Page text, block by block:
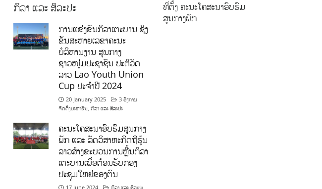
ກິລາ ແລະ ສິລະປະ
ການແຂ່ງຂັນກິລາເຕະບານ ຊິງ
ຂັນສະຫາຍເລຂາຄະນະ
ບໍລິຫານງານ ສູນກາງ
ຊາວໜຸ່ມປະຊາຊົນ ປະຕິວັດ
ລາວ Lao Youth Union
Cup ປະຈຳປີ 2024
20 January 2025
3 ອົງການ
ຈັດຕັ້ງມະຫາຊົນ, ກິລາ ແລະ ສິລະປະ
ຄະນະໂຄສະນາອົບຮົມສູນກາງ
ພັກ ແລະ ລັດວິສາຫະກິດຖືຮຸ້ນ
ລາວສ້າງຂະບວນການຫຼີ້ນກິລາ
ເຕະບານເພື່ອຕ້ອນຮັບກອງ
ປະຊຸມໃຫຍ່ຂອງຕົນ
17 June 2024 ກິລາ ແລະ ສິລະປະ
ທີ່ຕັ້ງ ຄະນະໂຄສະນາອົບຮົມ
ສູນກາງພັກ